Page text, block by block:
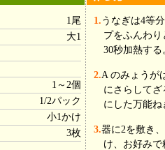
1尾
大1
1～2個
1/2パック
小1かけ
3枚
1. うなぎは4等
プをふんわり
30秒加熱する
2.A のみょうが
にさらして
にした万能
3.器に2を敷き
け、お好み